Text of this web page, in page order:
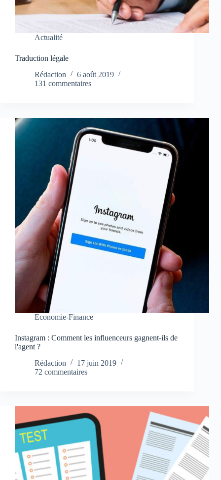
Actualité
Traduction légale
Rédaction
6 août 2019
131 commentaires
Economie-Finance
Instagram : Comment les influenceurs gagnent-ils de
l'agent ?
Rédaction
17 juin 2019
72 commentaires